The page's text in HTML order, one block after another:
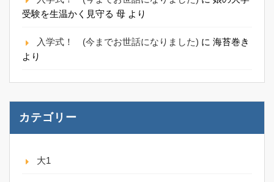
受験を生温かく見守る 母 より
入学式！ (今までお世話になりました) に 海苔巻き
より
カテゴリー
大1